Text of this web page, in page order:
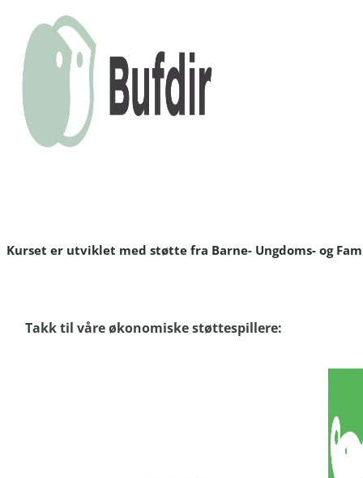
Kurset er utviklet med støtte fra Barne- Ungdoms- og
Takk til våre økonomiske støttespillere: